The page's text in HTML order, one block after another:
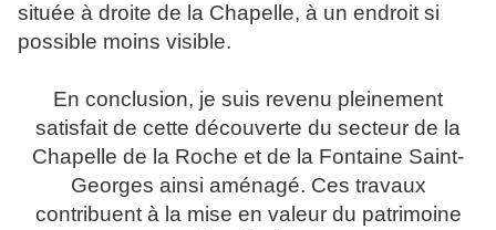
située à droite de la Chapelle, à un endroit si
possible moins visible.
En conclusion, je suis revenu pleinement
satisfait de cette découverte du secteur de la
Chapelle de la Roche et de la Fontaine Saint-
Georges ainsi aménagé. Ces travaux
contribuent à la mise en valeur du patrimoine